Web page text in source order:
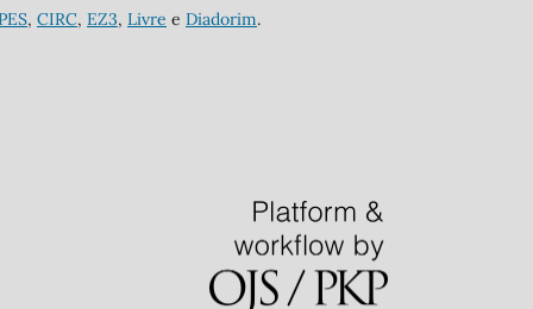
, CIRC, EZ3, Livre e Diadorim.